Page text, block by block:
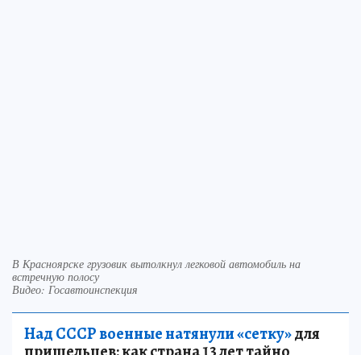
В Красноярске грузовик вытолкнул легковой автомобиль на
встречную полосу
Видео: Госавтоинспекция
Над СССР военные натянули «сетку»для